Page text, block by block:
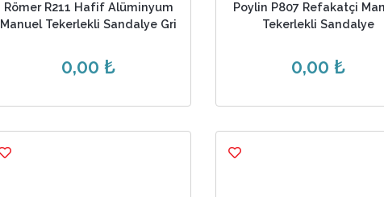
Römer R211 Hafif Alüminyum
Manuel Tekerlekli Sandalye Gri
0,00 ₺
Poylin P807 Refakatçi
Tekerlekli Sandalye
0,00 ₺